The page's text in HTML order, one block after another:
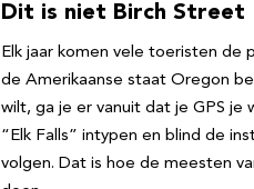
Dit is niet Birch Street
Elk jaar komen vele toeristen de
de Amerikaanse staat Oregon
wilt, ga je er vanuit dat je GPS je
“Elk Falls” intypen en blind de
volgen. Dat is hoe de meesten